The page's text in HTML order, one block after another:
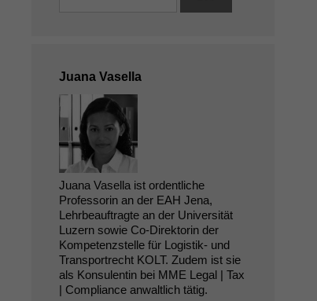
Juana Vasella
Juana Vasella ist ordentliche
Professorin an der EAH Jena,
Lehrbeauftragte an der Universität
Luzern sowie Co-Direktorin der
Kompetenzstelle für Logistik- und
Transportrecht KOLT. Zudem ist sie
als Konsulentin bei MME Legal | Tax
| Compliance anwaltlich tätig.